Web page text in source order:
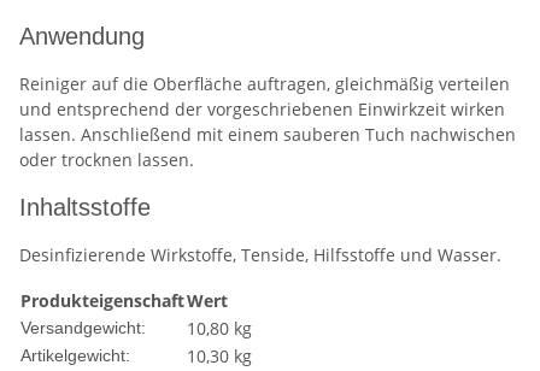
Anwendung
Reiniger auf die Oberfläche auftragen, gleichmäßig verteilen
und entsprechend der vorgeschriebenen Einwirkzeit wirken
lassen. Anschließend mit einem sauberen Tuch nachwischen
oder trocknen lassen.
Inhaltsstoffe
Desinfizierende Wirkstoffe, Tenside, Hilfsstoffe und Wasser.
ProdukteigenschaftWert
Versandgewicht: 10,80 kg
Artikelgewicht: 10,30 kg